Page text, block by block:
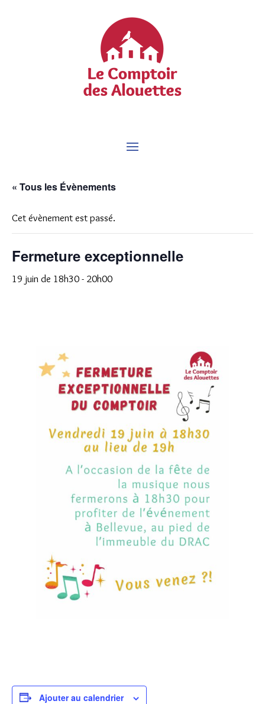
« Tous les Évènements
Cet évènement est passé.
Fermeture exceptionnelle
19 juin de 18h30 - 20h00
Ajouter au calendrier